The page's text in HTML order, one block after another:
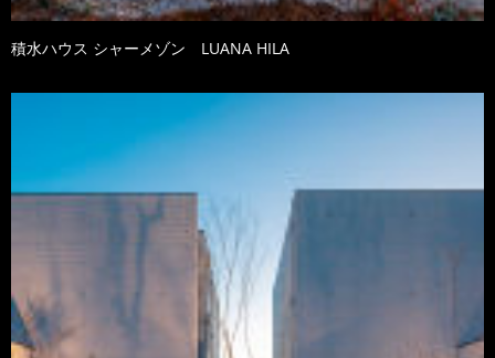
積水ハウス シャーメゾン LUANA HILA